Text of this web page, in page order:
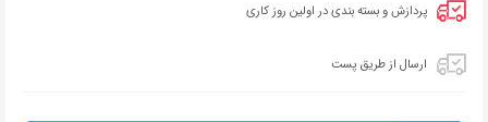
پردازش و بسته بندی در اولین روز کاری
ارسال از طریق پست